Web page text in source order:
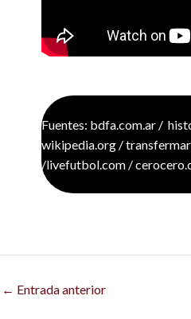
Fuentes: bdfa.com.ar /
wikipedia.org /
/livefutbol.com /
← Entrada anterior